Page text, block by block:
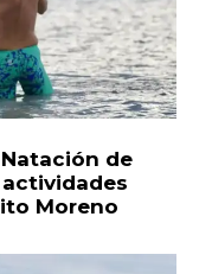
de
Moreno